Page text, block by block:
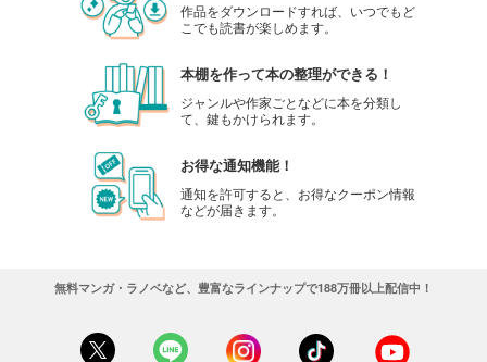
作品をダウンロードすれば、いつでもど
こでも読書が楽しめます。
本棚を作って本の整理ができる！
ジャンルや作家ごとなどに本を分類し
て、鍵もかけられます。
お得な通知機能！
通知を許可すると、お得なクーポン情報
などが届きます。
無料マンガ・ラノベなど、豊富なラインナップで188万冊以上配信中！